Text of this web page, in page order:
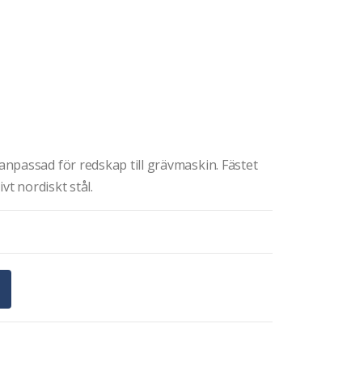
för redskap till grävmaskin. Fästet
nordiskt stål.